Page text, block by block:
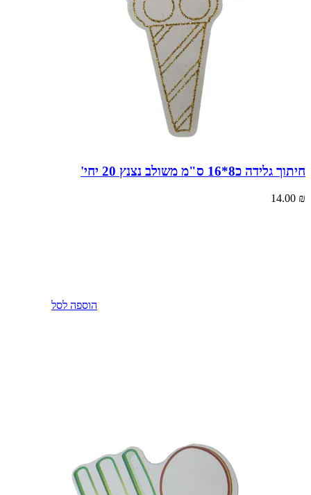
חיתוך גלידה כ8*16 ס"מ משולב נצנץ 20 יחי'
14.00 ₪
הוספה לסל